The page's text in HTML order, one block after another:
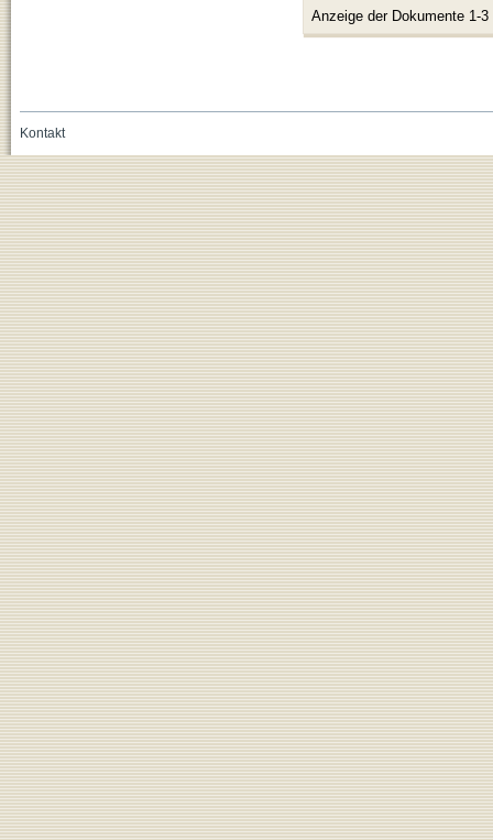
Anzeige der Dokumente 1-3
Kontakt